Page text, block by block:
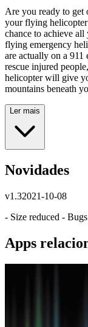
Are you ready to
your flying helicopter
chance to achieve
flying emergency
are actually on a
rescue injured
helicopter will give
mountains beneath
Ler mais
Novidades
v1.32021-10-08
- Size reduced -
Apps